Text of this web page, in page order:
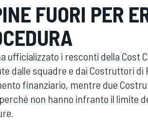
WEC
FUORI PER
ufficializzato i resconti della Cost
dalle squadre e dai Costruttori di
finanziario, mentre due
non hanno infranto il limite